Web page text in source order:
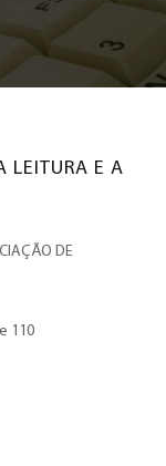
LEITURA E A
DE
110